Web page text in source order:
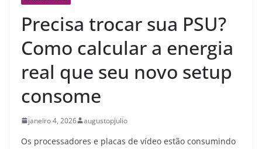
Precisa trocar sua PSU?
Como calcular a energia
real que seu novo setup
consome
janeiro 4, 2026 augustopjulio
Os processadores e placas de vídeo estão consumindo